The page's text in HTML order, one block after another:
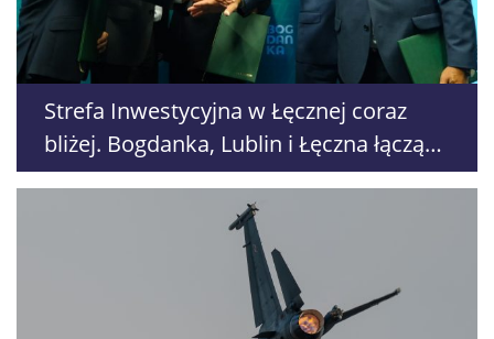
Strefa Inwestycyjna w Łęcznej coraz
bliżej. Bogdanka, Lublin i Łęczna łączą
siły